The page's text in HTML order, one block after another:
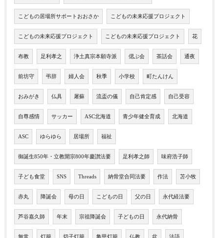
こどもの居場所サポートおおさか こどもの未来応援プロジェクト
こどもの未来応援プロジェクト こどもの未来応援プロジェクト 花
布教 足利孝之 浄土真宗本願寺派 偲ぶ会 茶話会 通夜
前坊守 弔辞 婦人会 秋季 小学校 町たんけん
おみがき 仏具 屠蘇 流盃の儀 自己肯定感 自己受容
自尊感情 サッカー ASC北海道 青少年健全育成 北海道
ASC ゆらゆら 居場所 福祉
御誕生850年・立教開宗800年慶讃法要 足利孝之師 味府浩子師
子ども食堂 SNS Threads 納骨堂合同法要 作法 苫小牧
赤丸 降誕会 母の日 こどもの日 父の日 永代経法要
芦谷嘉久師 年末 宗祖降誕会 子どもの日 永代納骨
無常 灯籠 切子灯籠 亀甲灯籠 仏教 盆 法語